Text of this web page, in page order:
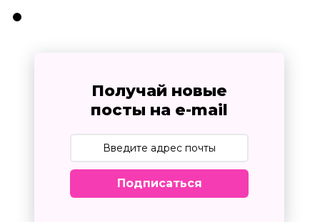
Получай новые
посты на e-mail
Подписаться